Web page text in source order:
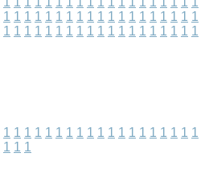
1 1 1 1 1 1 1 1 1 1 1 1 1 1 1 1 1 1 1
1 1 1 1 1 1 1 1 1 1 1 1 1 1 1 1 1 1 1
1 1 1 1 1 1 1 1 1 1 1 1 1 1 1 1 1 1 1
1 1 1